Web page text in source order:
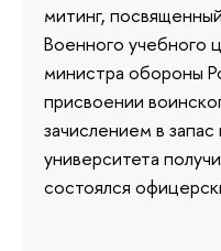
митинг,
Военного учебного
министра обороны
присвоении
зачислением в
университета
состоялся